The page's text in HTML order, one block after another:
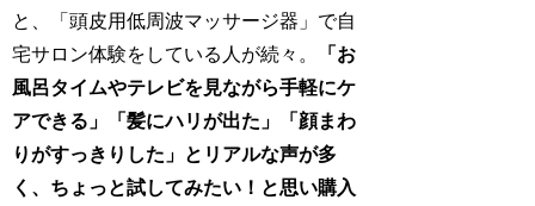
と、「頭皮用低周波マッサージ器」で自
宅サロン体験をしている人が続々。
「お
風呂タイムやテレビを見ながら手軽にケ
アできる」「髪にハリが出た」「顔まわ
りがすっきりした」とリアルな声が多
く、ちょっと試してみたい！と思い購入